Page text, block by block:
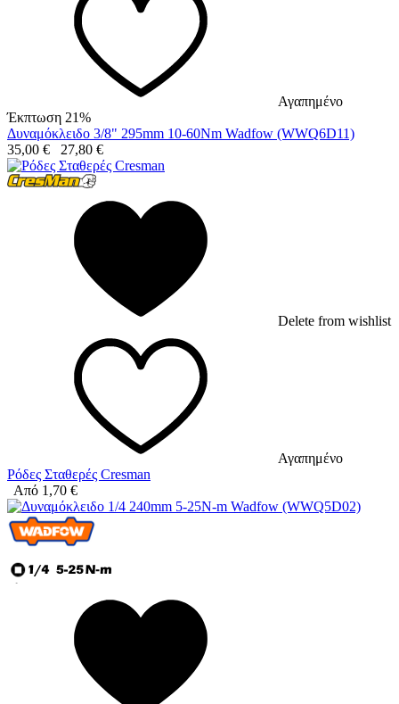
Αγαπημένο
Έκπτωση 21%
Δυναμόκλειδο 3/8" 295mm 10-60Nm Wadfow (WWQ6D11)
35,00 € 27,80 €
Delete from wishlist
Αγαπημένο
Ρόδες Σταθερές Cresman
Από 1,70 €